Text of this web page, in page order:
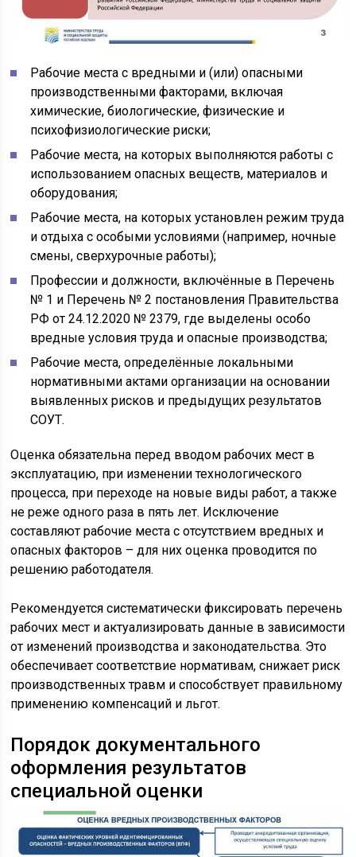
Рабочие места с вредными и (или) опасными
производственными факторами, включая
химические, биологические, физические и
психофизиологические риски;
Рабочие места, на которых выполняются работы с
использованием опасных веществ, материалов и
оборудования;
Рабочие места, на которых установлен режим труда
и отдыха с особыми условиями (например, ночные
смены, сверхурочные работы);
Профессии и должности, включённые в Перечень
№ 1 и Перечень № 2 постановления Правительства
РФ от 24.12.2020 № 2379, где выделены особо
вредные условия труда и опасные производства;
Рабочие места, определённые локальными
нормативными актами организации на основании
выявленных рисков и предыдущих результатов
СОУТ.
Оценка обязательна перед вводом рабочих мест в
эксплуатацию, при изменении технологического
процесса, при переходе на новые виды работ, а также
не реже одного раза в пять лет. Исключение
составляют рабочие места с отсутствием вредных и
опасных факторов – для них оценка проводится по
решению работодателя.
Рекомендуется систематически фиксировать перечень
рабочих мест и актуализировать данные в зависимости
от изменений производства и законодательства. Это
обеспечивает соответствие нормативам, снижает риск
производственных травм и способствует правильному
применению компенсаций и льгот.
Порядок документального
оформления результатов
специальной оценки